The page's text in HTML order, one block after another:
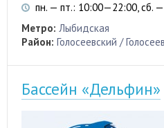
пн. — пт.: 10:00—22:00, сб.
Метро: Лыбидская
Район: Голосеевский /
Бассейн «Дельфин»